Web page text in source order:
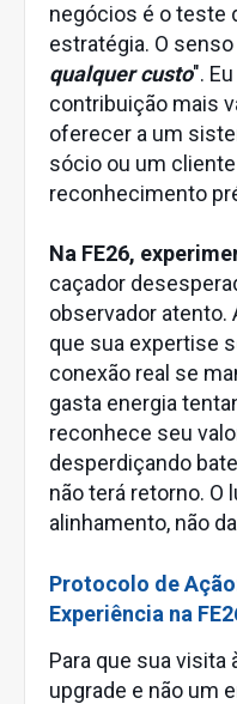
negócios é o teste
estratégia. O
qualquer custo".
contribuição mais
oferecer a um
sócio ou um
reconhecimento
Na FE26,
caçador
observador atento.
que sua expertise
conexão real se
gasta energia
reconhece seu
desperdiçando
não terá retorno. O
alinhamento, não
Protocolo de
Experiência na
Para que sua visita
upgrade e não um